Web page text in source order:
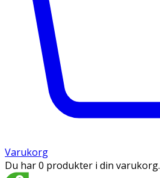
Varukorg
Du har 0 produkter i din varukorg.